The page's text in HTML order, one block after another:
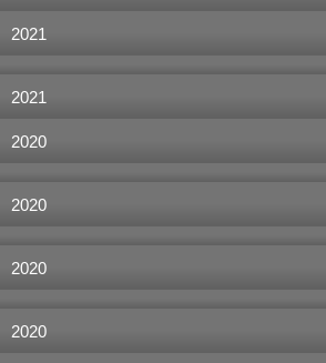
2021
2021
2020
2020
2020
2020